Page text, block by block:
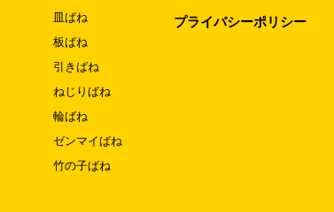
皿ばね
板ばね
引きばね
ねじりばね
輪ばね
ゼンマイばね
竹の子ばね
プライバシーポリシー